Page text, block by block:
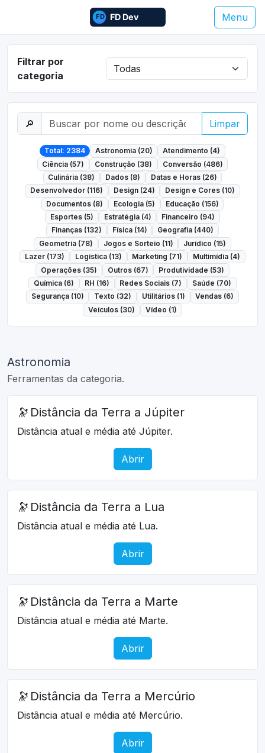
Menu
Filtrar por
categoria
🔎 Limpar
Total: 2384 Astronomia (20)
Atendimento (4)
Ciência (57)
Construção (38)
Conversão (486)
Culinária (38)
Dados (8)
Datas e Horas (26)
Desenvolvedor (116)
Design (24)
Design e Cores (10)
Documentos (8)
Ecologia (5)
Educação (156)
Esportes (5)
Estratégia (4)
Financeiro (94)
Finanças (132)
Física (14)
Geografia (440)
Geometria (78)
Jogos e Sorteio (11)
Jurídico (15)
Lazer (173)
Logística (13) Marketing (71)
Multimídia (4)
Operações (35)
Outros (67)
Produtividade (53)
Química (6)
RH (16) Redes Sociais (7)
Saúde (70)
Segurança (10)
Texto (32) Utilitários (1)
Vendas (6)
Veículos (30)
Vídeo (1)
Astronomia
Ferramentas da categoria.
🔭 Distância da Terra a Júpiter
Distância atual e média até Júpiter.
Abrir
🔭 Distância da Terra a Lua
Distância atual e média até Lua.
Abrir
🔭 Distância da Terra a Marte
Distância atual e média até Marte.
Abrir
🔭 Distância da Terra a Mercúrio
Distância atual e média até Mercúrio.
Abrir